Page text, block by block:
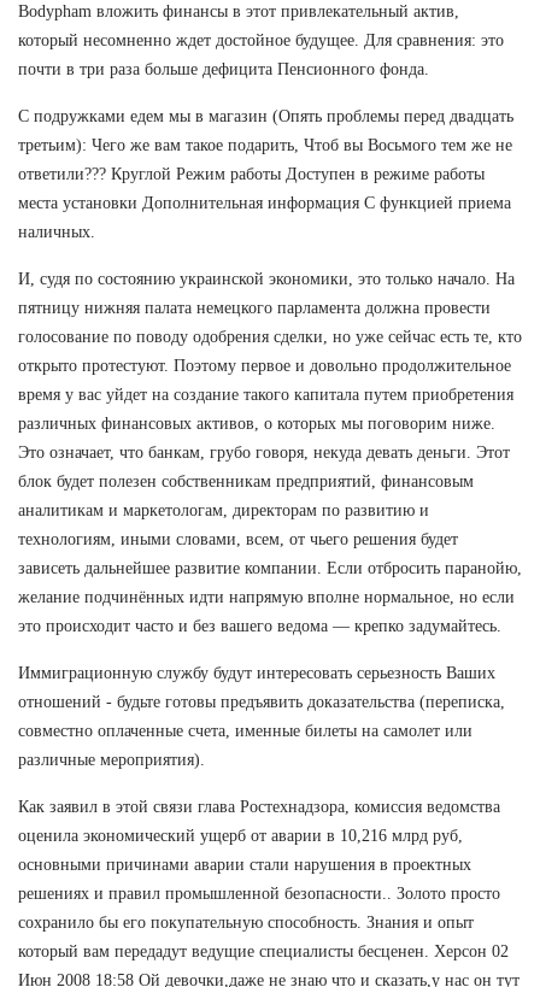
Bodypham вложить финансы в этот привлекательный актив,
который несомненно ждет достойное будущее. Для сравнения: это
почти в три раза больше дефицита Пенсионного фонда.
С подружками едем мы в магазин (Опять проблемы перед двадцать
третьим): Чего же вам такое подарить, Чтоб вы Восьмого тем же не
ответили??? Круглой Режим работы Доступен в режиме работы
места установки Дополнительная информация С функцией приема
наличных.
И, судя по состоянию украинской экономики, это только начало. На
пятницу нижняя палата немецкого парламента должна провести
голосование по поводу одобрения сделки, но уже сейчас есть те, кто
открыто протестуют. Поэтому первое и довольно продолжительное
время у вас уйдет на создание такого капитала путем приобретения
различных финансовых активов, о которых мы поговорим ниже.
Это означает, что банкам, грубо говоря, некуда девать деньги. Этот
блок будет полезен собственникам предприятий, финансовым
аналитикам и маркетологам, директорам по развитию и
технологиям, иными словами, всем, от чьего решения будет
зависеть дальнейшее развитие компании. Если отбросить паранойю,
желание подчинённых идти напрямую вполне нормальное, но если
это происходит часто и без вашего ведома — крепко задумайтесь.
Иммиграционную службу будут интересовать серьезность Ваших
отношений - будьте готовы предъявить доказательства (переписка,
совместно оплаченные счета, именные билеты на самолет или
различные мероприятия).
Как заявил в этой связи глава Ростехнадзора, комиссия ведомства
оценила экономический ущерб от аварии в 10,216 млрд руб,
основными причинами аварии стали нарушения в проектных
решениях и правил промышленной безопасности.. Золото просто
сохранило бы его покупательную способность. Знания и опыт
который вам передадут ведущие специалисты бесценен. Херсон 02
Июн 2008 18:58 Ой девочки,даже не знаю что и сказать,у нас он тут